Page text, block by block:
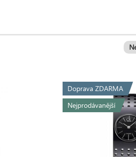
Doprava ZDARMA
Nejprodávanější